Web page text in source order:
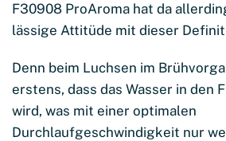
F30908 ProAroma hat da
lässige Attitüde mit dieser
Denn beim Luchsen im
erstens, dass das Wasser in den
wird, was mit einer optimalen
Durchlaufgeschwindigkeit nur